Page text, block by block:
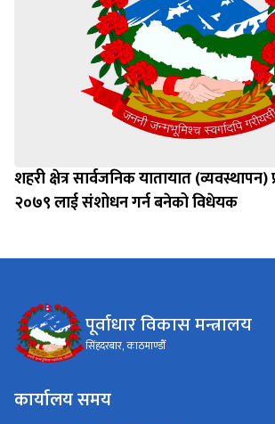
शहरी क्षेत्र सार्वजनिक यातायात
२०७९ लाई संशोधन गर्न बनेको विधेयक
पूर्वाधार विकास मन्त्रालय
सिंहदरबार, काठमाण्डौँ
कार्यालय समय